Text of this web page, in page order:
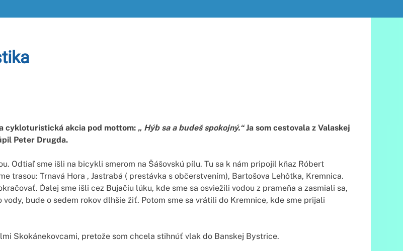
cykloturistická akcia pod mottom: „ Hýb sa a budeš spokojný.“Ja som cestovala z Valaskej
Peter Drugda.
Odtiaľ sme išli na bicykli smerom na Šášovskú pílu. Tu sa k nám pripojil kňaz Róbert
trasou: Trnavá Hora , Jastrabá ( prestávka s občerstvením), Bartošova Lehôtka, Kremnica.
Ďalej sme išli cez Bujačiu lúku, kde sme sa osviežili vodou z prameňa a zasmiali sa,
bude o sedem rokov dlhšie žiť. Potom sme sa vrátili do Kremnice, kde sme prijali
Skokánekovcami, pretože som chcela stihnúť vlak do Banskej Bystrice.